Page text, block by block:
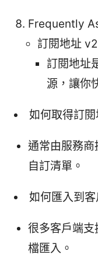
Frequently
訂閱地址
訂閱地址
源，讓你
如何取得訂閱
通常由服務
自訂清單。
如何匯入到客
很多客戶端支
檔匯入。